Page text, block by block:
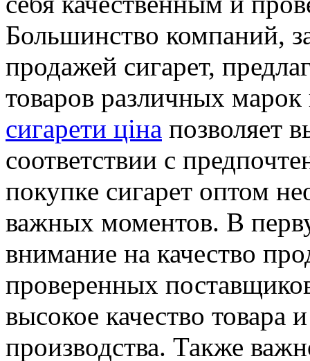
Большинство компаний,
продажей сигарет,
товаров различных
сигарети ціна позволяет
соответствии с
покупке сигарет оптом
важных моментов. В
внимание на качество
проверенных
высокое качество товара
производства. Также